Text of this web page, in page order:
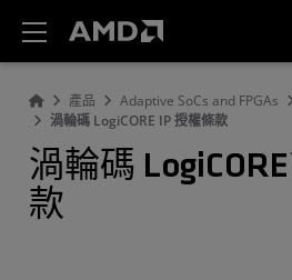
產品 Adaptive SoCs and FPGAs
渦輪碼 LogiCORE IP 授權條款
渦輪碼
款